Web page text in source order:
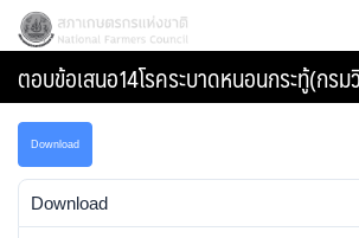
Skip
content
สภาเกษตรกรแห่งชาติ
ตอบข้อเสนอ14โรคระบาดหนอนกระทู้(กรม
Download
Download